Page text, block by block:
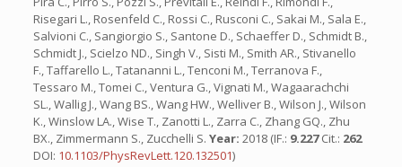
Risegari L., Rosenfeld C., Rossi C., Rusconi C., Sakai M., Sala E.,
Salvioni C., Sangiorgio S., Santone D., Schaeffer D., Schmidt B.,
Schmidt J., Scielzo ND., Singh V., Sisti M., Smith AR., Stivanello
F., Taffarello L., Tatananni L., Tenconi M., Terranova F.,
Tessaro M., Tomei C., Ventura G., Vignati M., Wagaarachchi
SL., Wallig J., Wang BS., Wang HW., Welliver B., Wilson J., Wilson
K., Winslow LA., Wise T., Zanotti L., Zarra C., Zhang GQ., Zhu
BX., Zimmermann S., Zucchelli S. Year: 2018 (IF.: 9.227Cit.: 262
DOI: 10.1103/PhysRevLett.120.132501)